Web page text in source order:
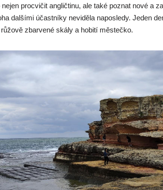
procvičit angličtinu, ale také poznat nové a
dalšími účastníky neviděla naposledy. Jeden
zbarvené skály a hobití městečko.